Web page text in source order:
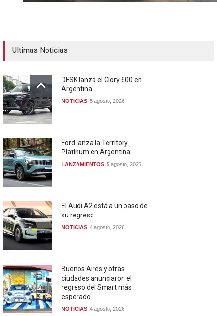
Ultimas Noticias
DFSK lanza el Glory 600 en
Argentina
NOTICIAS 5 agosto, 2026
Ford lanza la Territory
Platinum en Argentina
LANZAMIENTOS 5 agosto, 2026
El Audi A2 está a un paso de
su regreso
NOTICIAS 4 agosto, 2026
Buenos Aires y otras
ciudades anunciaron el
regreso del Smart más
esperado
NOTICIAS 4 agosto, 2026